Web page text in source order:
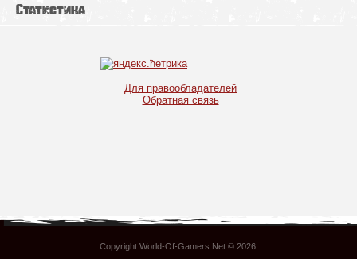
испробовал?
30.07.2026 00:43
21.07.2026 16:32
Статистика
Для правообладателей
Обратная связь
Copyright World-Of-Gamers.Net © 2026.